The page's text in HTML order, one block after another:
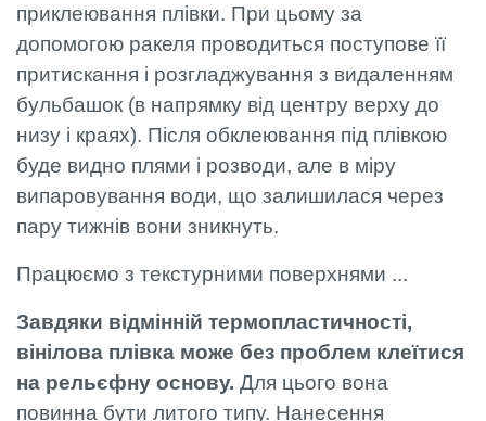
приклеювання плівки. При цьому за
допомогою ракеля проводиться поступове її
притискання і розгладжування з видаленням
бульбашок (в напрямку від центру верху до
низу і краях). Після обклеювання під плівкою
буде видно плями і розводи, але в міру
випаровування води, що залишилася через
пару тижнів вони зникнуть.
Працюємо з текстурними поверхнями ...
Завдяки відмінній термопластичності,
вінілова плівка може без проблем клеїтися
на рельєфну основу. Для цього вона
повинна бути литого типу. Нанесення